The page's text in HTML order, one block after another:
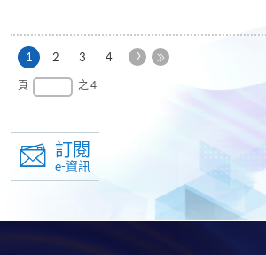
1 本
頁
2 3 4
下
頁 之 4
訂閱
e-資訊